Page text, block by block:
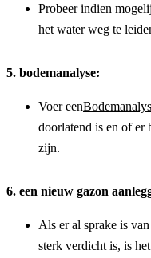
Probeer indien
het water weg te
5. bodemanalyse:
Voer een
doorlatend is en of er
zijn.
6. een nieuw gazon
Als er al sprake is
sterk verdicht is, is